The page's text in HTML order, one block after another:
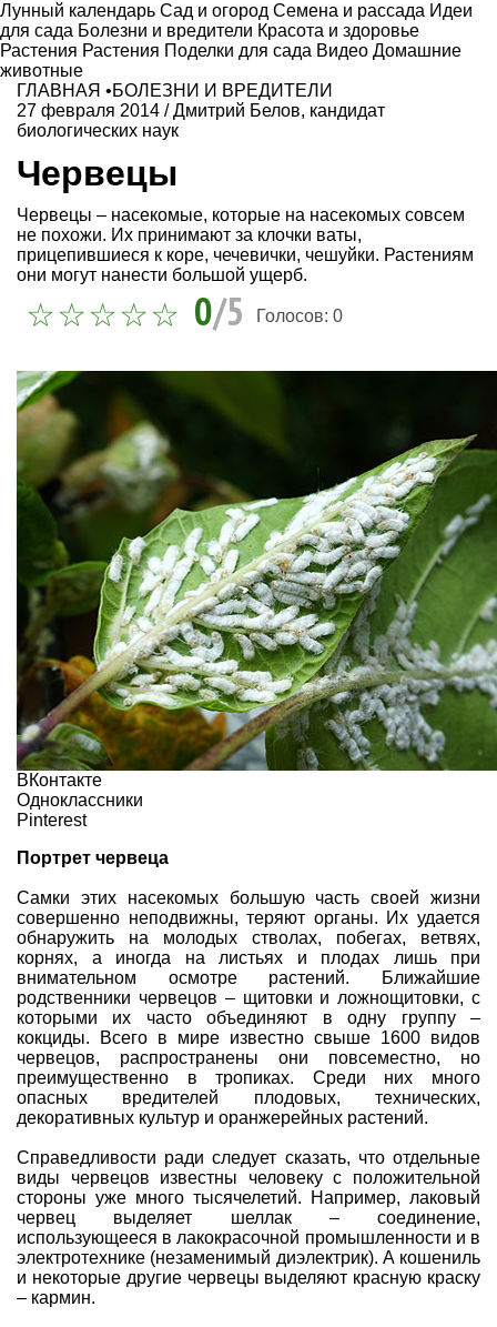
Лунный календарь Сад и огород Семена и рассада Идеи
для сада Болезни и вредители Красота и здоровье
Растения Растения Поделки для сада Видео Домашние
животные
ГЛАВНАЯ •БОЛЕЗНИ И ВРЕДИТЕЛИ
27 февраля 2014 /Дмитрий Белов, кандидат
биологических наук
Червецы
Червецы – насекомые, которые на насекомых совсем
не похожи. Их принимают за клочки ваты,
прицепившиеся к коре, чечевички, чешуйки. Растениям
они могут нанести большой ущерб.
0/5 Голосов: 0
ВКонтакте
Одноклассники
Pinterest
Портрет червеца
Самки этих насекомых большую часть своей жизни
совершенно неподвижны, теряют органы. Их удается
обнаружить на молодых стволах, побегах, ветвях,
корнях, а иногда на листьях и плодах лишь при
внимательном осмотре растений. Ближайшие
родственники червецов – щитовки иложнощитовки, с
которыми их часто объединяют в одну группу –
кокциды. Всего в мире известно свыше 1600 видов
червецов, распространены они повсеместно, но
преимущественно в тропиках. Среди них много
опасных вредителей плодовых, технических,
декоративных культур и оранжерейных растений.
Справедливости ради следует сказать, что отдельные
виды червецов известны человеку с положительной
стороны уже много тысячелетий. Например, лаковый
червец выделяет шеллак – соединение,
использующееся в лакокрасочной промышленности и в
электротехнике (незаменимый диэлектрик). А кошениль
и некоторые другие червецы выделяют красную краску
– кармин.